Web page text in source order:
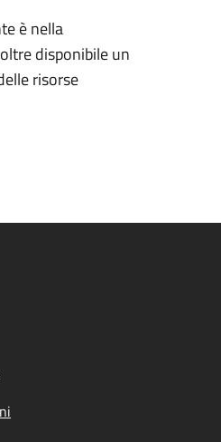
è nella
disponibile un
risorse